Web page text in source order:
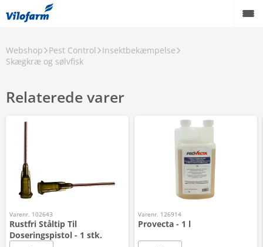
Webshop Pest Control
Insektbekæmpelse
Skægkræ og sølvfisk
Relaterede varer
Varenr. 102643
Rustfri Ståltip Til
Doseringspistol - 1 stk.
Varenr. 126914
Provecta - 1 l